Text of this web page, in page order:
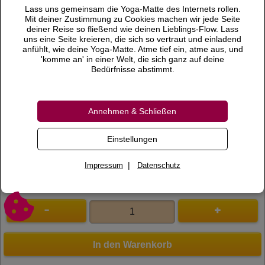
Preis 19,90 €
inkl. 7 % MwSt.
Versandkosten
Gewicht 1,09 KG
Bewertungen
0 Bewertungen
In den Warenkorb
Lass uns gemeinsam die Yoga-Matte des Internets rollen.
Mit deiner Zustimmung zu Cookies machen wir jede Seite
deiner Reise so fließend wie deinen Lieblings-Flow. Lass
uns eine Seite kreieren, die sich so vertraut und einladend
anfühlt, wie deine Yoga-Matte. Atme tief ein, atme aus, und
'komme an' in einer Welt, die sich ganz auf deine
Bedürfnisse abstimmt.
Annehmen & Schließen
Einstellungen
Impressum | Datenschutz